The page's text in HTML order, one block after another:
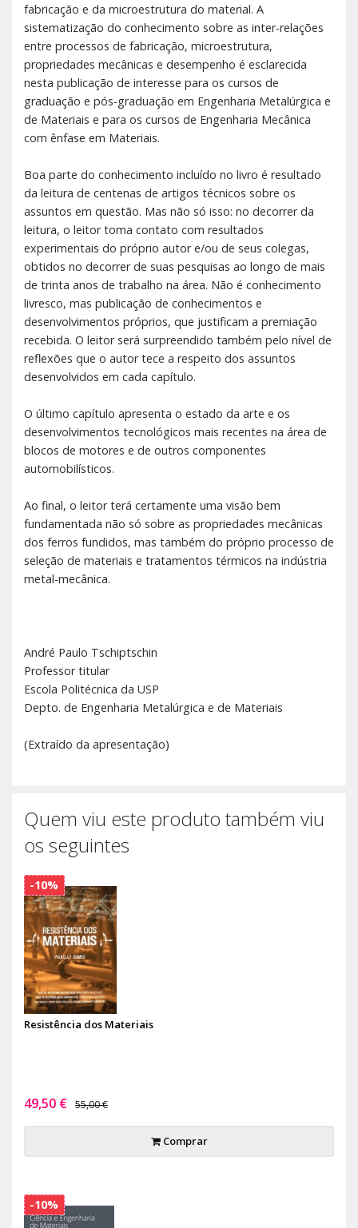
fabricação e da microestrutura do material. A
sistematização do conhecimento sobre as inter-relações
entre processos de fabricação, microestrutura,
propriedades mecânicas e desempenho é esclarecida
nesta publicação de interesse para os cursos de
graduação e pós-graduação em Engenharia Metalúrgica e
de Materiais e para os cursos de Engenharia Mecânica
com ênfase em Materiais.
Boa parte do conhecimento incluído no livro é resultado
da leitura de centenas de artigos técnicos sobre os
assuntos em questão. Mas não só isso: no decorrer da
leitura, o leitor toma contato com resultados
experimentais do próprio autor e/ou de seus colegas,
obtidos no decorrer de suas pesquisas ao longo de mais
de trinta anos de trabalho na área. Não é conhecimento
livresco, mas publicação de conhecimentos e
desenvolvimentos próprios, que justificam a premiação
recebida. O leitor será surpreendido também pelo nível de
reflexões que o autor tece a respeito dos assuntos
desenvolvidos em cada capítulo.
O último capítulo apresenta o estado da arte e os
desenvolvimentos tecnológicos mais recentes na área de
blocos de motores e de outros componentes
automobilísticos.
Ao final, o leitor terá certamente uma visão bem
fundamentada não só sobre as propriedades mecânicas
dos ferros fundidos, mas também do próprio processo de
seleção de materiais e tratamentos térmicos na indústria
metal-mecânica.
André Paulo Tschiptschin
Professor titular
Escola Politécnica da USP
Depto. de Engenharia Metalúrgica e de Materiais
(Extraído da apresentação)
Quem viu este produto também viu
os seguintes
Resistência dos Materiais
49,50 € 55,00 €
Comprar
-10%
-10%